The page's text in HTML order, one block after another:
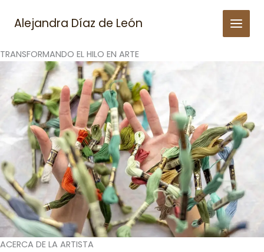
Alejandra Díaz de León
TRANSFORMANDO EL HILO EN ARTE
ACERCA DE LA ARTISTA